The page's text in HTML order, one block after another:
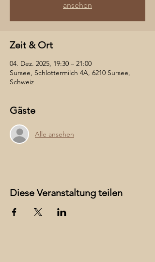
ansehen
Zeit & Ort
04. Dez. 2025, 19:30 – 21:00
Sursee, Schlottermilch 4A, 6210 Sursee,
Schweiz
Gäste
Alle ansehen
Diese Veranstaltung teilen